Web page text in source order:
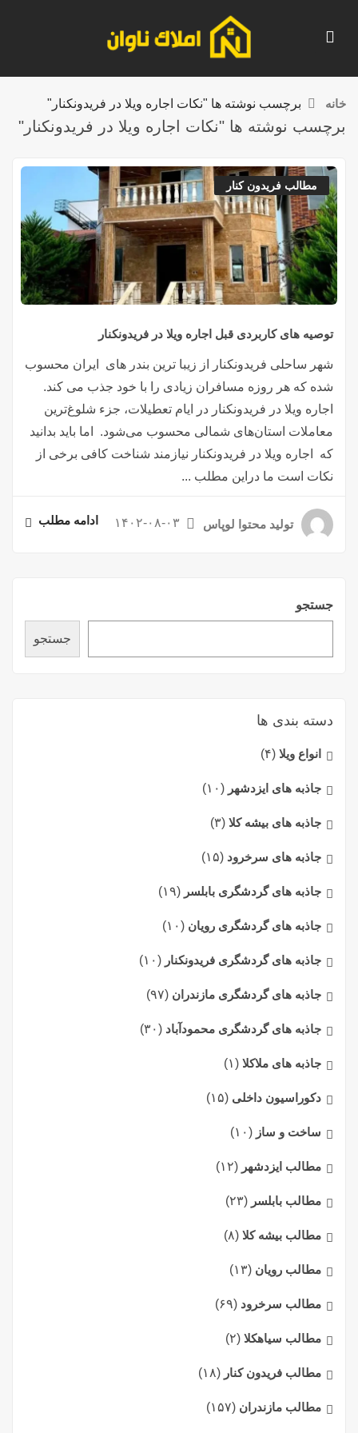
خانه برچسب نوشته ها "نکات اجاره ویلا در فریدونکنار"
برچسب نوشته ها "نکات اجاره ویلا در فریدونکنار"
جستجو
جستجو
دسته بندی ها
انواع ویلا (۴)
جاذبه های ایزدشهر (۱۰)
جاذبه های بیشه کلا (۳)
جاذبه های سرخرود (۱۵)
جاذبه های گردشگری بابلسر (۱۹)
جاذبه های گردشگری رویان (۱۰)
جاذبه های گردشگری فریدونکنار (۱۰)
جاذبه های گردشگری مازندران (۹۷)
جاذبه های گردشگری محمودآباد (۳۰)
جاذبه های ملاکلا (۱)
دکوراسیون داخلی (۱۵)
ساخت و ساز (۱۰)
مطالب ایزدشهر (۱۲)
مطالب بابلسر (۲۳)
مطالب بیشه کلا (۸)
مطالب رویان (۱۳)
مطالب سرخرود (۶۹)
مطالب سیاهکلا (۲)
مطالب فریدون کنار (۱۸)
مطالب مازندران (۱۵۷)
مطالب فریدون کنار
توصیه های کاربردی قبل اجاره ویلا در فریدونکنار
شهر ساحلی فریدونکنار از زیبا ترین بندر های ایران محسوب
شده که هر روزه مسافران زیادی را با خود جذب می کند.
اجاره ویلا در فریدونکنار در ایام تعطیلات، جزء شلوغ‌ترین
معاملات استان‌های شمالی محسوب می‌شود. اما باید بدانید
که اجاره ویلا در فریدونکنار نیازمند شناخت کافی برخی از
نکات است ما دراین مطلب ...
تولید محتوا لوپاس ۱۴۰۲-۰۸-۰۳ ادامه مطلب